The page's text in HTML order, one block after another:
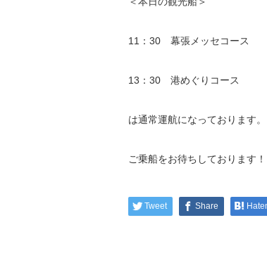
11：30 幕張メッセコース
13：30 港めぐりコース
は通常運航になっております。
ご乗船をお待ちしております！
Tweet Share